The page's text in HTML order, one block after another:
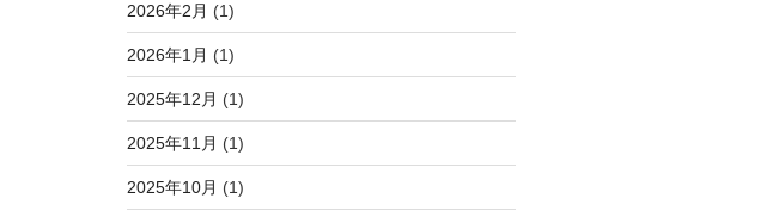
2026年2月 (1)
2026年1月 (1)
2025年12月 (1)
2025年11月 (1)
2025年10月 (1)